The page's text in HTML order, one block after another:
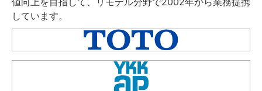
しています。